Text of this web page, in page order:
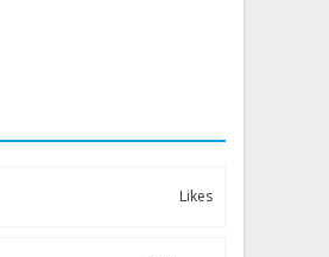
Likes